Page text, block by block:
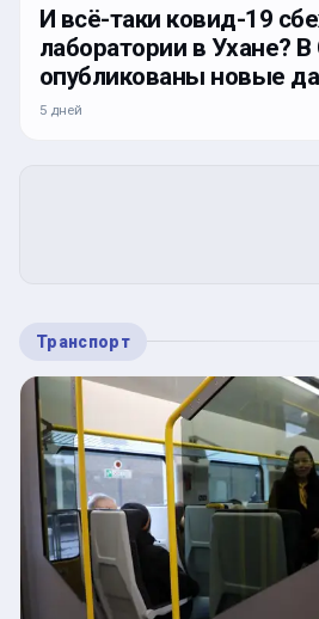
И всё-таки ковид-19
лаборатории в Ухане?
опубликованы новые
5 дней
Транспорт